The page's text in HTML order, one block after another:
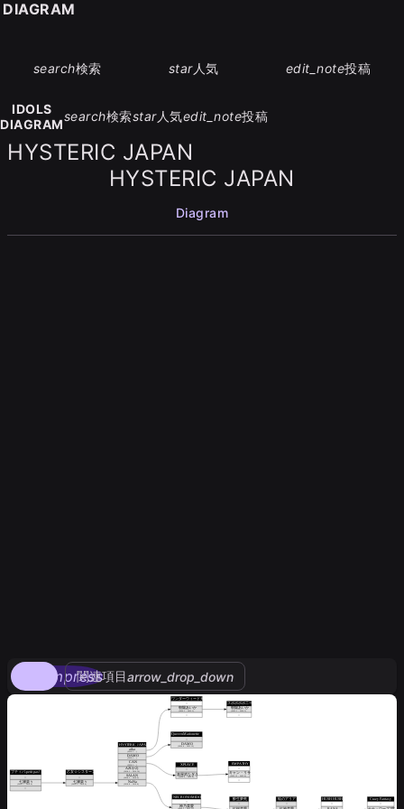
search検索 star人気 edit_note投稿
IDOLS
DIAGRAM
search検索star人気edit_note投稿
HYSTERIC JAPAN
HYSTERIC JAPAN
Diagram
compress
関連項目arrow_drop_down